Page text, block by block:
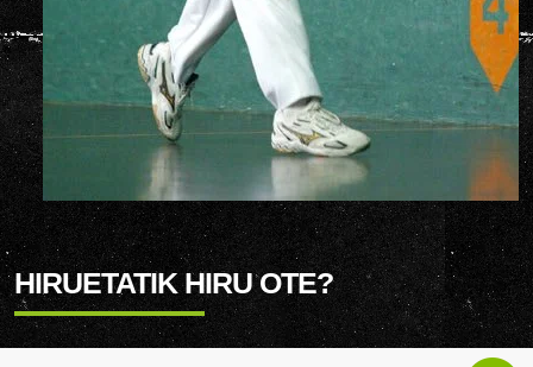
HIRUETATIK HIRU OTE?